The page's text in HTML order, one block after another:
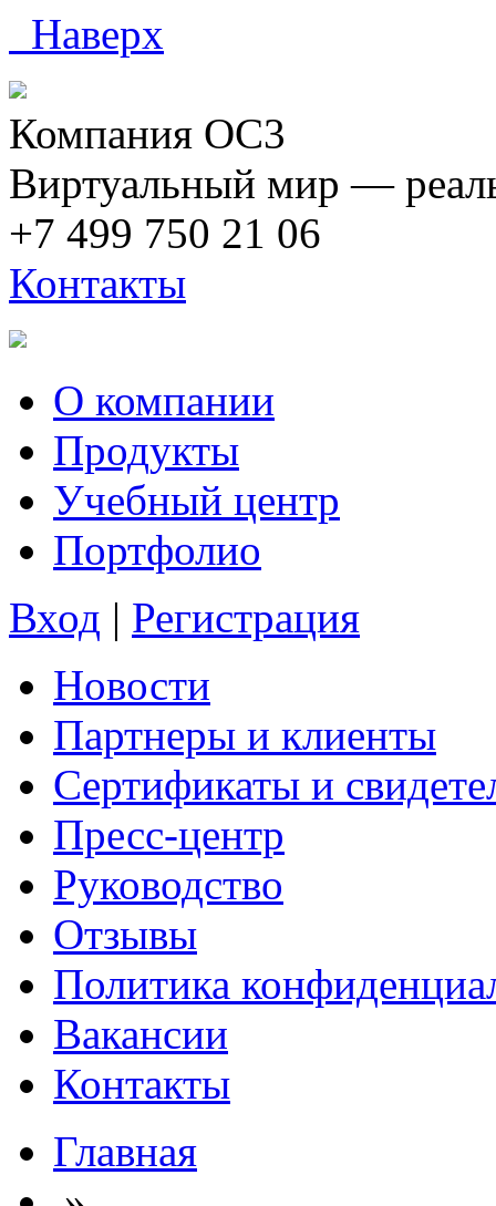
Наверх
Компания ОС3
Виртуальный мир —
+7 499 750 21 06
Контакты
О компании
Продукты
Учебный центр
Портфолио
Вход | Регистрация
Новости
Партнеры и клиенты
Сертификаты и
Пресс-центр
Руководство
Отзывы
Политика
Вакансии
Контакты
Главная